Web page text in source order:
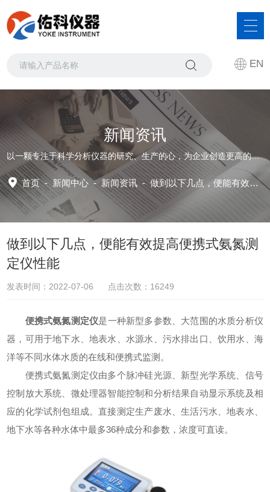
EN
新闻资讯
以一颗专注于科学分析仪器的研究、生产的心，为企业创造更高的发展价值
首页-新闻中心 - 新闻资讯 -做到以下几点，便能有效提高便携式氨氮测定仪性能
做到以下几点，便能有效提高便携式氨氮测
定仪性能
发表时间：2022-07-06 点击次数：16249
便携式氨氮测定仪是一种新型多参数、大范围的水质分析仪
器，可用于地下水、地表水、水源水、污水排出口、饮用水、海
洋等不同水体水质的在线和便携式监测。
便携式氨氮测定仪由多个脉冲硅光源、新型光学系统、信号
控制放大系统、微处理器智能控制和分析结果自动显示系统及相
应的化学试剂包组成。直接测定生产废水、生活污水、地表水、
地下水等各种水体中最多36种成分和参数，浓度可直读。